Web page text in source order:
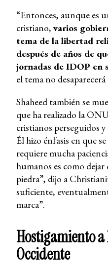
“Entonces, aunque es
cristiano, varios
tema de la libertad
después de años de
jornadas de IDOP en
el tema no
Shaheed también se
que ha realizado la
cristianos perseguidos
Él hizo énfasis en que
requiere mucha
humanos es como
piedra”, dijo a
suficiente,
marca”.
Hostigamiento
Occidente